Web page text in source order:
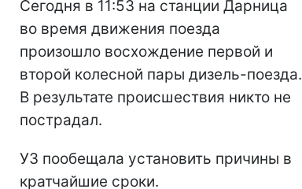
Сегодня в 11:53 на станции Дарница
во время движения поезда
произошло восхождение первой и
второй колесной пары дизель-поезда.
В результате происшествия никто не
пострадал.
УЗ пообещала установить причины в
кратчайшие сроки.